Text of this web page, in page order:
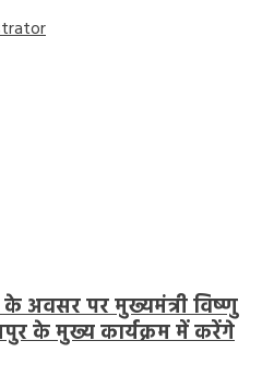
के अवसर पर मुख्यमंत्री विष्णु
के मुख्य कार्यक्रम में करेंगे